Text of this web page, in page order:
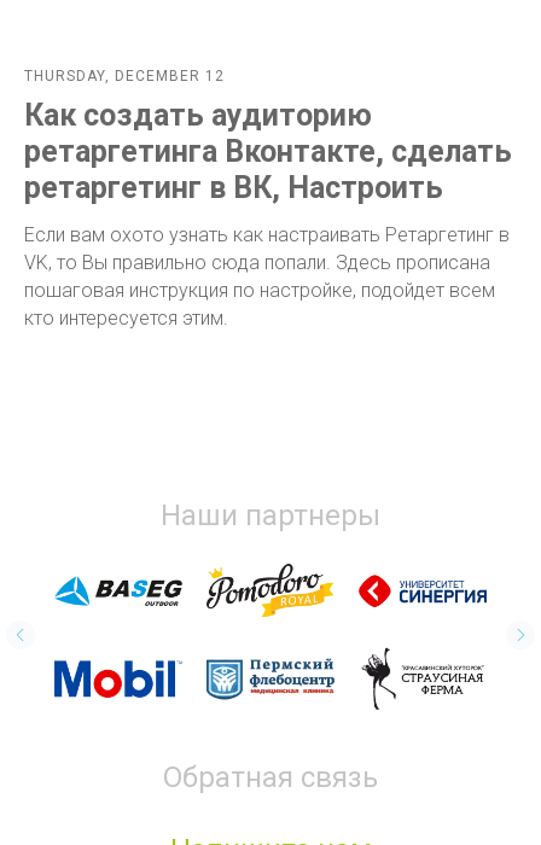
THURSDAY, DECEMBER 12
Как создать аудиторию
ретаргетинга Вконтакте, сделать
ретаргетинг в ВК, Настроить
Если вам охото узнать как настраивать Ретаргетинг в
VK, то Вы правильно сюда попали. Здесь прописана
пошаговая инструкция по настройке, подойдет всем
кто интересуется этим.
Наши партнеры
Обратная связь